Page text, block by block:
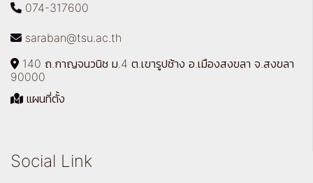
074-317600
saraban@tsu.ac.th
140 ถ.กาญจนวนิช ม.4 ต.เขารูปช้าง อ.เมืองสงขลา จ.สงขลา
90000
แผนที่ตั้ง
Social Link